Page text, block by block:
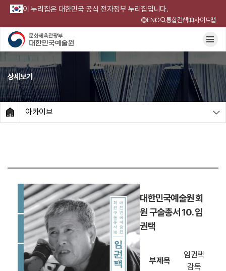
이 누리집은 대한민국 공식 전자정부 누리집입니다.
ENG 통합검색 사이트맵
상세보기
HOME
아카이브
대한민국예술원 회
원 구술총서 10. 임
권택
부제목
임권택
감독